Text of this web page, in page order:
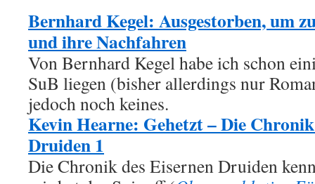
Bernhard Kegel: Ausgestorben, um
und ihre Nachfahren
Von Bernhard Kegel habe ich schon
SuB liegen (bisher allerdings nur
jedoch noch keines.
Kevin Hearne: Gehetzt – Die
Druiden 1
Die Chronik des Eisernen Druiden